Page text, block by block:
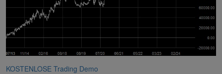
KOSTENLOSE Trading Demo